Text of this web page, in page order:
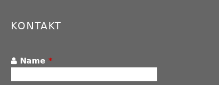
KONTAKT
Name*